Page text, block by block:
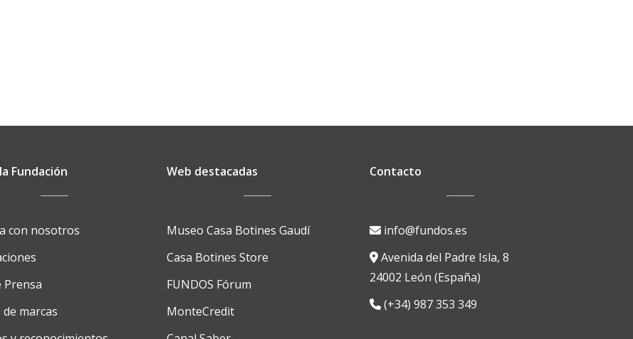
Fundación
con nosotros
Prensa
marcas
Web destacadas
Museo Casa Botines Gaudí
Casa Botines Store
FUNDOS Fórum
MonteCredit
Contacto
info@fundos.es
Avenida del Padre Isla, 8
24002 León (España)
(+34) 987 353 349